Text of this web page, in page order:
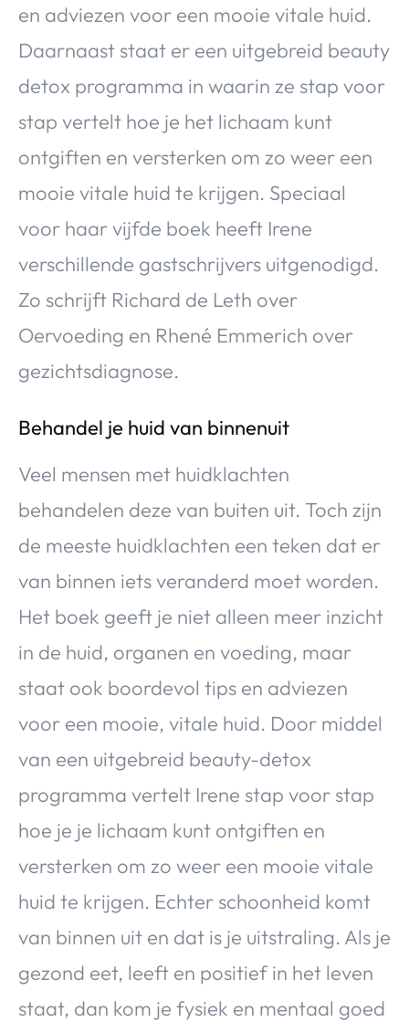
en adviezen voor een mooie vitale huid.
Daarnaast staat er een uitgebreid beauty
detox programma in waarin ze stap voor
stap vertelt hoe je het lichaam kunt
ontgiften en versterken om zo weer een
mooie vitale huid te krijgen. Speciaal
voor haar vijfde boek heeft Irene
verschillende gastschrijvers uitgenodigd.
Zo schrijft Richard de Leth over
Oervoeding en Rhené Emmerich over
gezichtsdiagnose.
Behandel je huid van binnenuit
Veel mensen met huidklachten
behandelen deze van buiten uit. Toch zijn
de meeste huidklachten een teken dat er
van binnen iets veranderd moet worden.
Het boek geeft je niet alleen meer inzicht
in de huid, organen en voeding, maar
staat ook boordevol tips en adviezen
voor een mooie, vitale huid. Door middel
van een uitgebreid beauty-detox
programma vertelt Irene stap voor stap
hoe je je lichaam kunt ontgiften en
versterken om zo weer een mooie vitale
huid te krijgen. Echter schoonheid komt
van binnen uit en dat is je uitstraling. Als je
gezond eet, leeft en positief in het leven
staat, dan kom je fysiek en mentaal goed